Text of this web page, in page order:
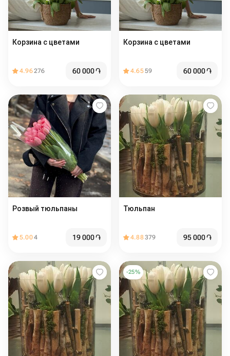
Корзина с цветами ️
4.96276 60 000֏
Корзина с цветами ️
4.6559 60 000֏
Розвый тюльпаны
5.004 19 000֏
Тюльпан
4.88379 95 000֏
-25%